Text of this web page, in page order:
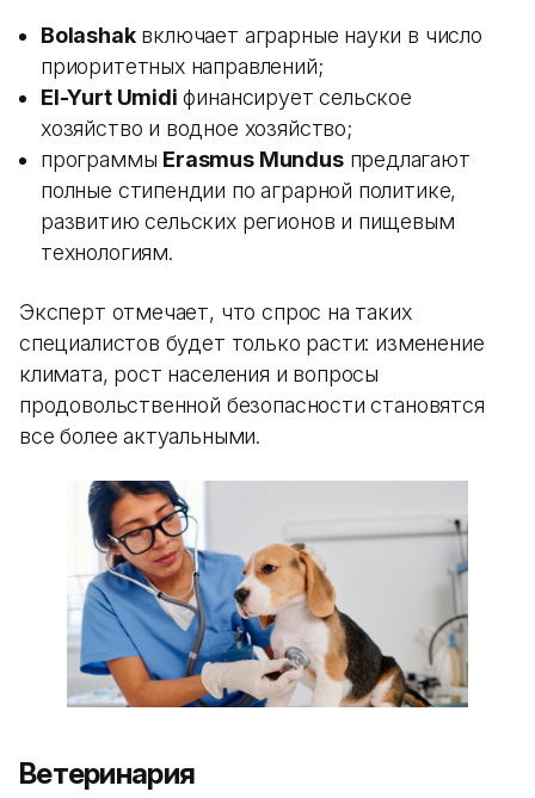
Bolashakвключает аграрные науки в число
приоритетных направлений;
El-Yurt Umidi финансирует сельское
хозяйство и водное хозяйство;
программы Erasmus Mundusпредлагают
полные стипендии по аграрной политике,
развитию сельских регионов и пищевым
технологиям.
Эксперт отмечает, что спрос на таких
специалистов будет только расти: изменение
климата, рост населения и вопросы
продовольственной безопасности становятся
все более актуальными.
Ветеринария